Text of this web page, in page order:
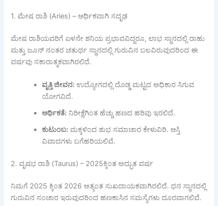
1. ಮೇಷ ರಾಶಿ (Aries) – ಆರ್ಥಿಕವಾಗಿ ಸದೃಢ
ಮೇಷ ರಾಶಿಯವರಿಗೆ ಏಳನೇ ಶನಿಯ ಪ್ರಭಾವವಿದ್ದರೂ, ಲಾಭ ಸ್ಥಾನದಲ್ಲಿ ರಾಹು
ಮತ್ತು ಜೂನ್ ನಂತರ ಚತುರ್ಥ ಸ್ಥಾನದಲ್ಲಿ ಗುರುವಿನ ಬಲವಿರುವುದರಿಂದ ಈ
ವರ್ಷವು ಸಕಾರಾತ್ಮಕವಾಗಿರಲಿದೆ.
ವೃತ್ತಿಜೀವನ: ಉದ್ಯೋಗದಲ್ಲಿ ದೊಡ್ಡ ಮಟ್ಟದ ಅಧಿಕಾರ ಸಿಗುವ
ಯೋಗವಿದೆ.
ಆರ್ಥಿಕತೆ: ನಿರೀಕ್ಷೆಗಿಂತ ಹೆಚ್ಚು ಹಣದ ಹರಿವು ಇರಲಿದೆ.
ಕುಟುಂಬ: ಮಕ್ಕಳಿಂದ ಶುಭ ಸಮಾಚಾರ ಕೇಳುವಿರಿ. ಆಸ್ತಿ
ವಿವಾದಗಳು ಬಗೆಹರಿಯಲಿವೆ.
2. ವೃಷಭ ರಾಶಿ (Taurus) – 2025ಕ್ಕಿಂತ ಅದ್ಭುತ ವರ್ಷ
ನಿಮಗೆ 2025 ಕ್ಕಿಂತ 2026 ಅತ್ಯಂತ ಸುಖದಾಯಕವಾಗಿರಲಿದೆ. ಧನ ಸ್ಥಾನದಲ್ಲಿ
ಗುರುವಿನ ಸಂಚಾರ ಇರುವುದರಿಂದ ಹಣಕಾಸಿನ ಸಮಸ್ಯೆಗಳು ದೂರವಾಗಲಿವೆ.